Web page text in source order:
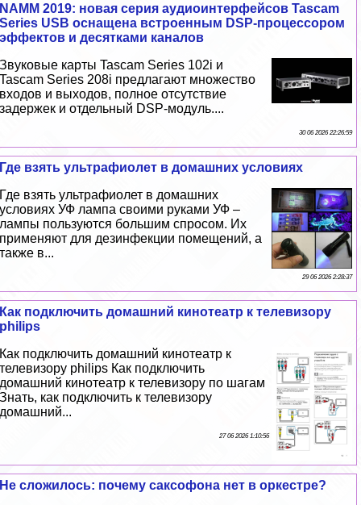
NAMM 2019: новая серия аудиоинтерфейсов Tascam
Series USB оснащена встроенным DSP-процессором
эффектов и десятками каналов
Звуковые карты Tascam Series 102i и
Tascam Series 208i предлагают множество
входов и выходов, полное отсутствие
задержек и отдельный DSP-модуль....
30 06 2026 22:26:59
Где взять ультрафиолет в домашних условиях
Где взять ультрафиолет в домашних
условиях УФ лампа своими руками УФ –
лампы пользуются большим спросом. Их
применяют для дезинфекции помещений, а
также в...
29 06 2026 2:28:37
Как подключить домашний кинотеатр к телевизору
philips
Как подключить домашний кинотеатр к
телевизору philips Как подключить
домашний кинотеатр к телевизору по шагам
Знать, как подключить к телевизору
домашний...
27 06 2026 1:10:56
Не сложилось: почему саксофона нет в оркестре?